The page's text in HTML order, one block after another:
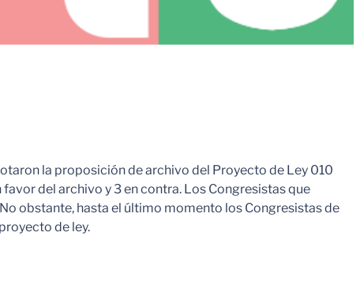
la proposición de archivo del Proyecto de Ley 010
del archivo y 3 en contra. Los Congresistas que
obstante, hasta el último momento los Congresistas de
de ley.